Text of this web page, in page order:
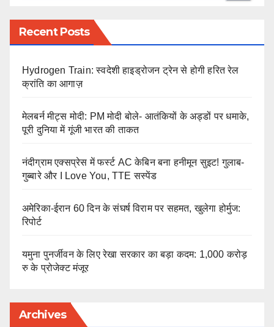
Recent Posts
Hydrogen Train: स्वदेशी हाइड्रोजन ट्रेन से होगी हरित रेल
क्रांति का आगाज़
मेलबर्न मीट्स मोदी: PM मोदी बोले- आतंकियों के अड्डों पर धमाके,
पूरी दुनिया में गूंजी भारत की ताकत
नंदीग्राम एक्सप्रेस में फर्स्ट AC केबिन बना हनीमून सुइट! गुलाब-
गुब्बारे और I Love You, TTE सस्पेंड
अमेरिका-ईरान 60 दिन के संघर्ष विराम पर सहमत, खुलेगा होर्मुज:
रिपोर्ट
यमुना पुनर्जीवन के लिए रेखा सरकार का बड़ा कदम: 1,000 करोड़
रु के प्रोजेक्ट मंजूर
Archives